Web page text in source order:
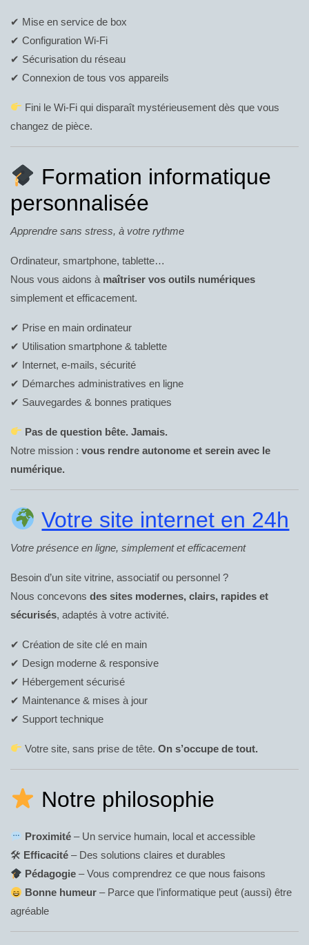
✔ Mise en service de box
✔ Configuration Wi-Fi
✔ Sécurisation du réseau
✔ Connexion de tous vos appareils
Fini le Wi-Fi qui disparaît mystérieusement dès que vous
changez de pièce.
Formation informatique
personnalisée
Apprendre sans stress, à votre rythme
Ordinateur, smartphone, tablette…
Nous vous aidons à maîtriser vos outils numériques
simplement et efficacement.
✔ Prise en main ordinateur
✔ Utilisation smartphone & tablette
✔ Internet, e-mails, sécurité
✔ Démarches administratives en ligne
✔ Sauvegardes & bonnes pratiques
Pas de question bête. Jamais.
Notre mission : vous rendre autonome et serein avec le
numérique.
Votre site internet en 24h
Votre présence en ligne, simplement et efficacement
Besoin d’un site vitrine, associatif ou personnel ?
Nous concevons des sites modernes, clairs, rapides et
sécurisés, adaptés à votre activité.
✔ Création de site clé en main
✔ Design moderne & responsive
✔ Hébergement sécurisé
✔ Maintenance & mises à jour
✔ Support technique
Votre site, sans prise de tête.On s’occupe de tout.
Notre philosophie
Proximité – Un service humain, local et accessible
🛠 Efficacité – Des solutions claires et durables
Pédagogie – Vous comprendrez ce que nous faisons
Bonne humeur – Parce que l’informatique peut (aussi) être
agréable